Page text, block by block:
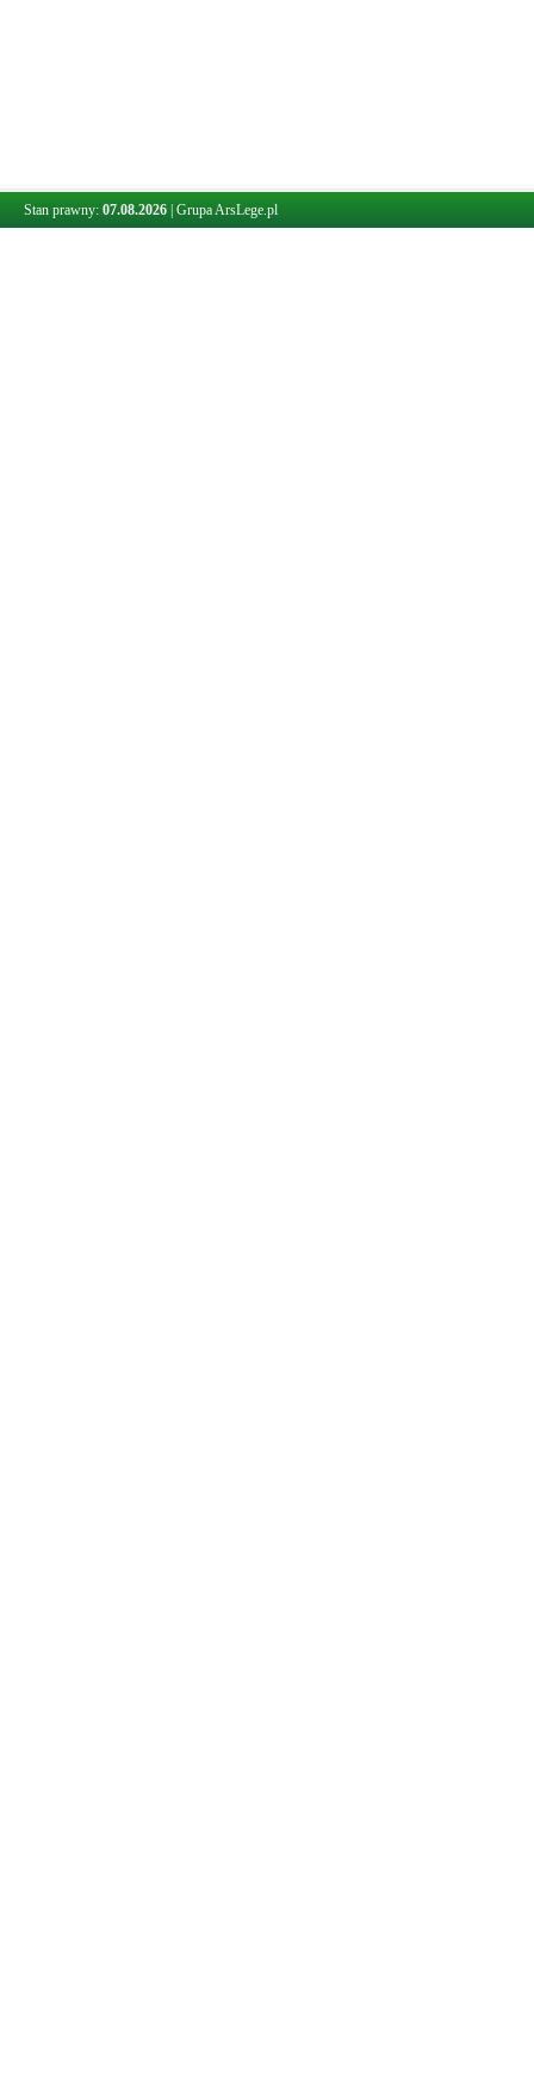
Stan prawny: 07.08.2026 Grupa ArsLege.pl